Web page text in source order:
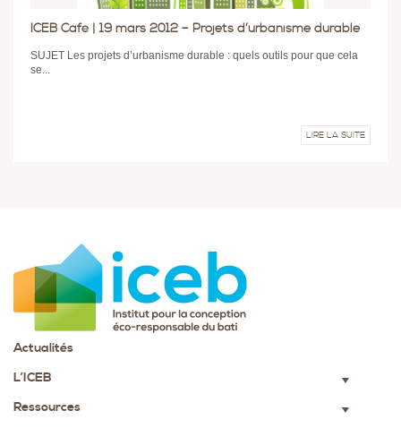
ICEB Café | 19 mars 2012 – Projets d’urbanisme durable
SUJET Les projets d’urbanisme durable : quels outils pour que cela
se...
LIRE LA SUITE
Actualités
L’ICEB
▼
Ressources ▼